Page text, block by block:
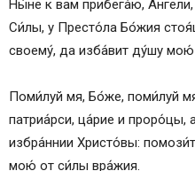
Ны́не к вам прибега́ю,
Си́лы, у Престо́ла Бо́жия
своему́, да изба́вит ду́шу
Поми́луй мя, Бо́же, поми́луй
патриа́рси, ца́рие и проро́цы,
избра́ннии Христо́вы:
мою́ от си́лы вра́жия.